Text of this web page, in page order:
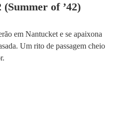
(Summer of ’42)
em Nantucket e se apaixona
Um rito de passagem cheio